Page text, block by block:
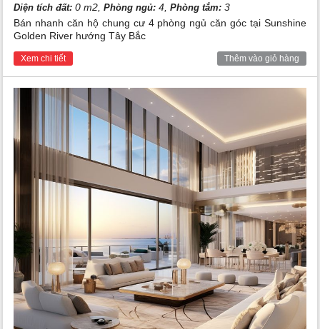
Diện tích đất: 0 m2,Phòng ngủ: 4,Phòng tắm: 3
Bán nhanh căn hộ chung cư 4 phòng ngủ căn góc tại Sunshine
Golden River hướng Tây Bắc
Xem chi tiết Thêm vào giỏ hàng